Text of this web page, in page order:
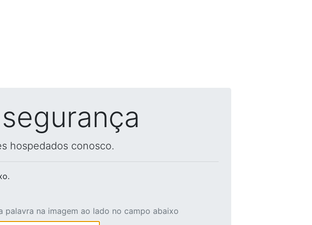
hospedados conosco.
palavra na imagem ao lado no campo abaixo